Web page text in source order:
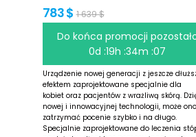
783 $ 1 639 $
Do końca promocji
0d :19h :34m :06
Urządzenie nowej generacji z jeszcze
efektem zaprojektowane specjalnie dla
kobiet oraz pacjentów z wrażliwą skórą.
nowej i innowacyjnej technologii, może ono
zatrzymać pocenie szybko i na długo.
Specjalnie zaprojektowane do leczenia